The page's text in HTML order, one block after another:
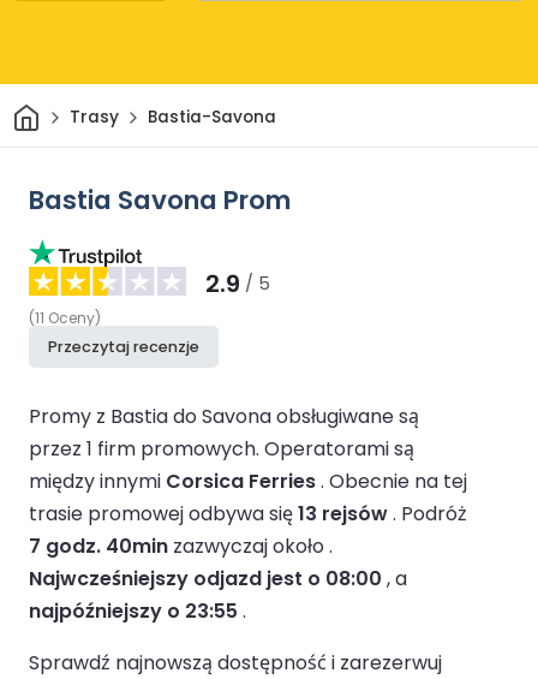
DomTrasy Bastia-Savona
Bastia Savona Prom
2.9 / 5
(11 Oceny)
Przeczytaj recenzje
Promy z Bastia do Savona obsługiwane są
przez 1 firm promowych. Operatorami są
między innymi Corsica Ferries. Obecnie na tej
trasie promowej odbywa się13 rejsów. Podróż
7 godz. 40min zazwyczaj około .
Najwcześniejszy odjazd jest o 08:00 , a
najpóźniejszy o 23:55 .
Sprawdź najnowszą dostępność i zarezerwuj